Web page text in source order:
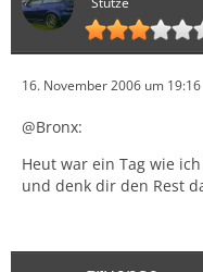
16. November 2006 um 19:16
@Bronx:
Heut war ein Tag wie
und denk dir den Rest